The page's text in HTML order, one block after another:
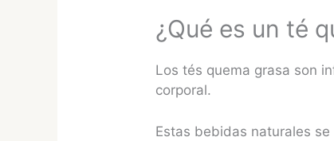
¿Qué es un té
Los tés quema grasa son
corporal.
Estas bebidas naturales